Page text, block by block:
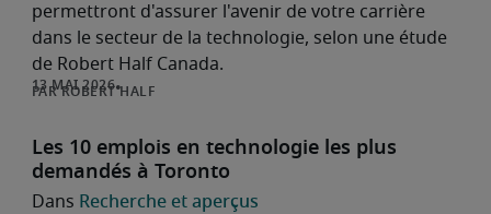
permettront d'assurer l'avenir de votre carrière
dans le secteur de la technologie, selon une étude
de Robert Half Canada.
ROBERT HALF
Les 10 emplois en technologie les plus
demandés à Toronto
Recherche et aperçus